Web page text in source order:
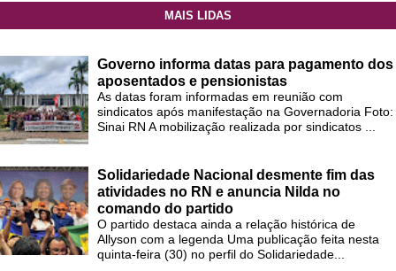
MAIS LIDAS
Governo informa datas para pagamento dos
aposentados e pensionistas
As datas foram informadas em reunião com
sindicatos após manifestação na Governadoria Foto:
Sinai RN A mobilização realizada por sindicatos ...
Solidariedade Nacional desmente fim das
atividades no RN e anuncia Nilda no
comando do partido
O partido destaca ainda a relação histórica de
Allyson com a legenda Uma publicação feita nesta
quinta-feira (30) no perfil do Solidariedade...